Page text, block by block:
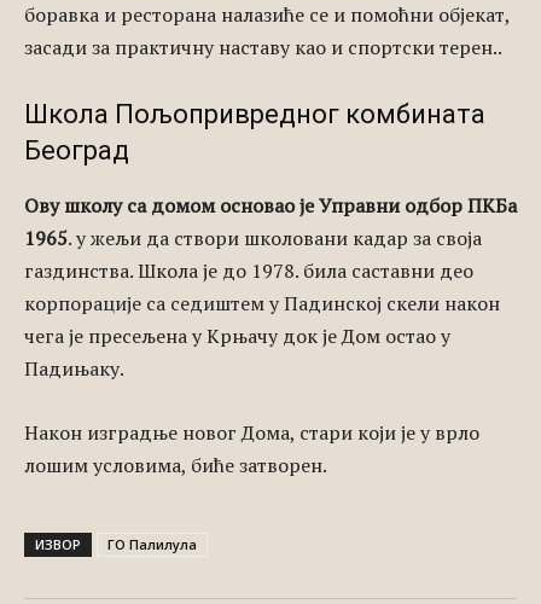
боравка и ресторана налазиће се и помоћни објекат,
засади за практичну наставу као и спортски терен..
Школа Пољопривредног комбината
Београд
Ову школу са домом основао је Управни одбор ПКБа
1965. у жељи да створи школовани кадар за својa
газдинства. Школа је до 1978. била саставни део
корпорације са седиштем у Падинској скели након
чега је пресељена у Kрњачу док је Дом остао у
Падињаку.
Након изградње новог Дома, стари који је у врло
лошим условима, биће затворен.
ИЗВОР ГО Палилула